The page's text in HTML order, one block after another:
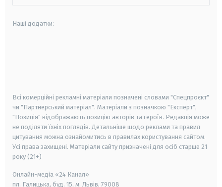
Наші додатки:
Всі комерційні рекламні матеріали позначені словами "Спецпроєкт"
чи "Партнерський матеріал". Матеріали з позначкою "Експерт",
"Позиція" відображають позицію авторів та героїв. Редакція може
не поділяти їхніх поглядів. Детальніше щодо реклами та правил
цитування можна ознайомитись в правилах користування сайтом.
Усі права захищені. Матеріали сайту призначені для осіб старше 21
року (21+)
Онлайн-медіа «24 Канал»
пл. Галицька, буд. 15, м. Львів, 79008